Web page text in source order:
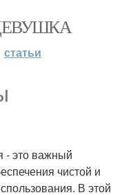
статьи
- это важный
чистой и
В этой